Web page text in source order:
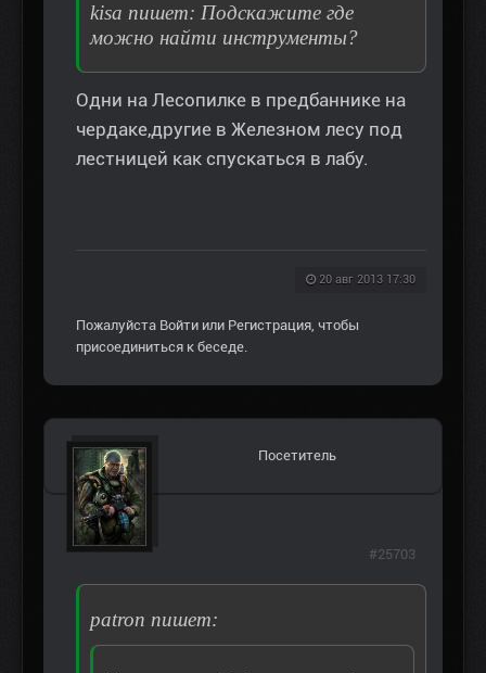
kisa пишет: Подскажите где
можно найти инструменты?
Одни на Лесопилке в предбаннике на
чердаке,другие в Железном лесу под
лестницей как спускаться в лабу.
20 авг 2013 17:30
Пожалуйста Войти или Регистрация, чтобы
присоединиться к беседе.
Посетитель
patron пишет:
#25703